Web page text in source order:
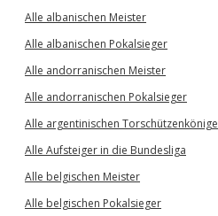
Alle albanischen Meister
Alle albanischen Pokalsieger
Alle andorranischen Meister
Alle andorranischen Pokalsieger
Alle argentinischen Torschützenkönige
Alle Aufsteiger in die Bundesliga
Alle belgischen Meister
Alle belgischen Pokalsieger